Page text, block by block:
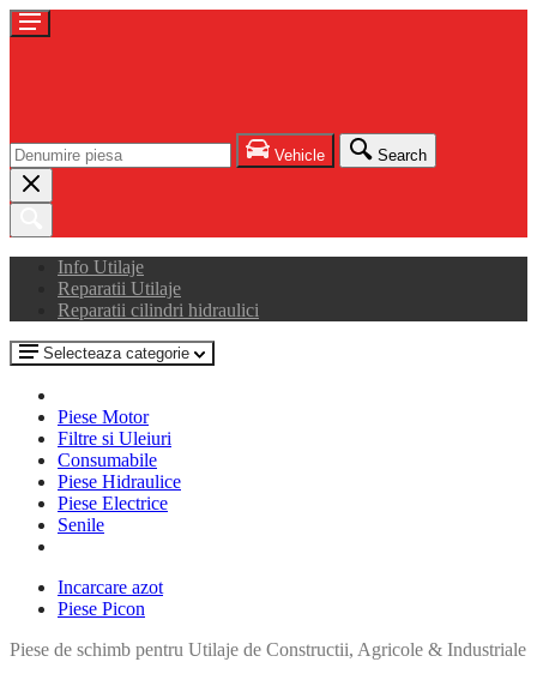
Vehicle Search
Info Utilaje
Reparatii Utilaje
Reparatii cilindri hidraulici
Selecteaza categorie
Piese Motor
Filtre si Uleiuri
Consumabile
Piese Hidraulice
Piese Electrice
Senile
Incarcare azot
Piese Picon
Piese de schimb pentru Utilaje de Constructii, Agricole & Industriale